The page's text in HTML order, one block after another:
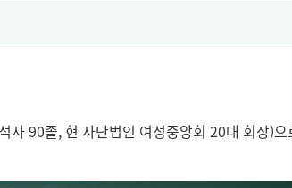
90졸, 현 사단법인 여성중앙회 20대 회장)으